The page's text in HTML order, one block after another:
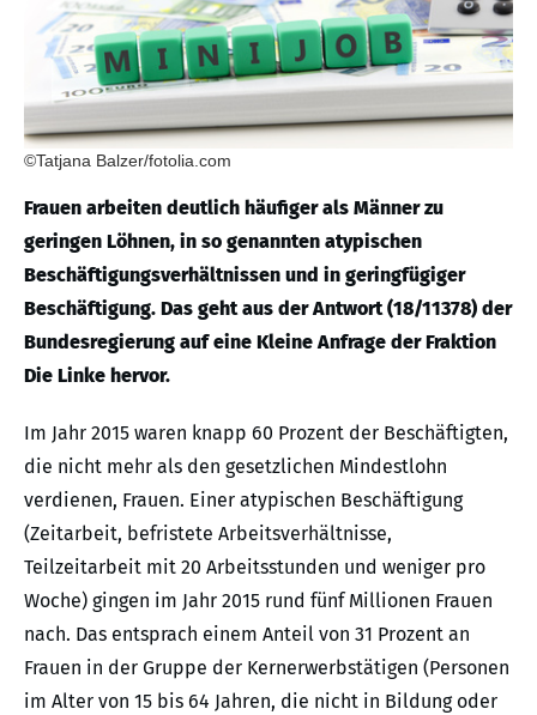
©Tatjana Balzer/fotolia.com
Frauen arbeiten deutlich häufiger als Männer zu
geringen Löhnen, in so genannten atypischen
Beschäftigungsverhältnissen und in geringfügiger
Beschäftigung. Das geht aus der Antwort (18/11378) der
Bundesregierung auf eine Kleine Anfrage der Fraktion
Die Linke hervor.
Im Jahr 2015 waren knapp 60 Prozent der Beschäftigten,
die nicht mehr als den gesetzlichen Mindestlohn
verdienen, Frauen. Einer atypischen Beschäftigung
(Zeitarbeit, befristete Arbeitsverhältnisse,
Teilzeitarbeit mit 20 Arbeitsstunden und weniger pro
Woche) gingen im Jahr 2015 rund fünf Millionen Frauen
nach. Das entsprach einem Anteil von 31 Prozent an
Frauen in der Gruppe der Kernerwerbstätigen (Personen
im Alter von 15 bis 64 Jahren, die nicht in Bildung oder